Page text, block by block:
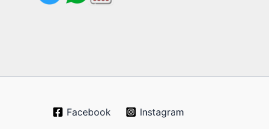
Facebook Instagram